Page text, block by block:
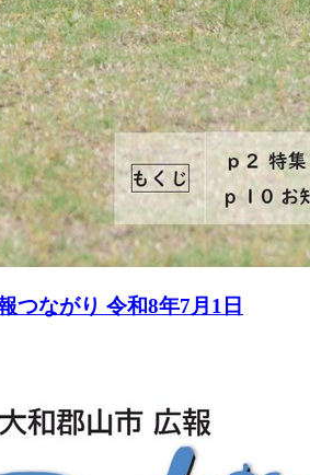
つながり 令和8年7月1日